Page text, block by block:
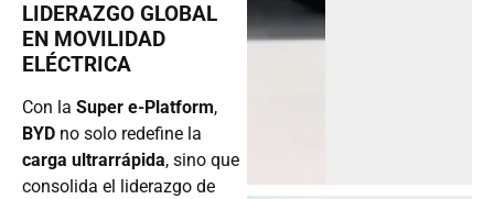
LIDERAZGO GLOBAL
EN MOVILIDAD
ELÉCTRICA
Con la Super e-Platform,
BYD no solo redefine la
carga ultrarrápida, sino que
consolida el liderazgo de